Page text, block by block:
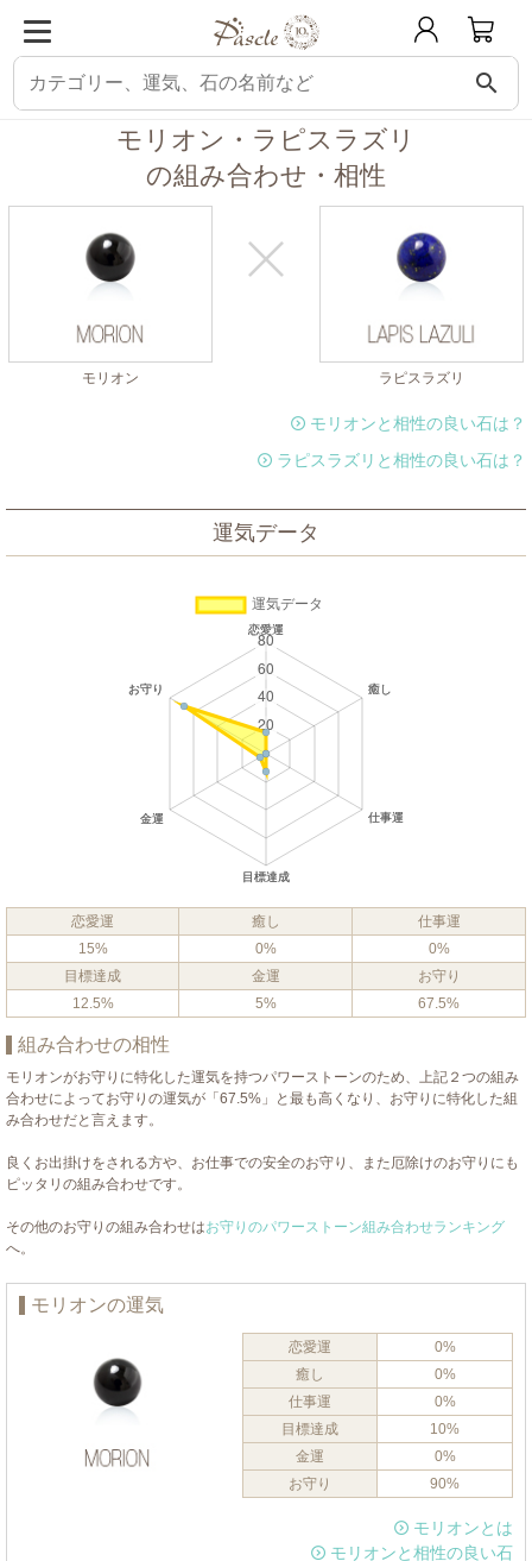
search
パスクル 組み合わせ・相性チェック モリオンと相性の良い石 モリオン
モリオン・ラピスラズリ
の組み合わせ・相性
モリオン ラピスラズリ
モリオンと相性の良い石は？
ラピスラズリと相性の良い石は？
運気データ
恋愛運 癒し
仕事運
15%
0%
0%
目標達成
金運
お守り
12.5%
5% 67.5%
組み合わせの相性
モリオンがお守りに特化した運気を持つパワーストーンのため、上記２つの組み
合わせによってお守りの運気が「67.5%」と最も高くなり、お守りに特化した組
み合わせだと言えます。
良くお出掛けをされる方や、お仕事での安全のお守り、また厄除けのお守りにも
ピッタリの組み合わせです。
その他のお守りの組み合わせはお守りのパワーストーン組み合わせランキング
へ。
モリオンの運気
恋愛運
0%
癒し
0%
仕事運
0%
目標達成
10%
金運
0%
お守り
90%
モリオンとは
モリオンと相性の良い石